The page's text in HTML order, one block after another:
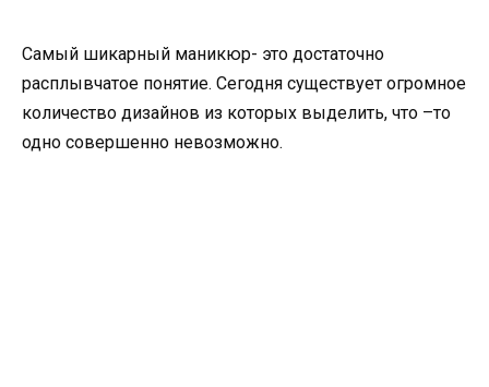
Самый шикарный маникюр- это достаточно
расплывчатое понятие. Сегодня существует огромное
количество дизайнов из которых выделить, что –то
одно совершенно невозможно.